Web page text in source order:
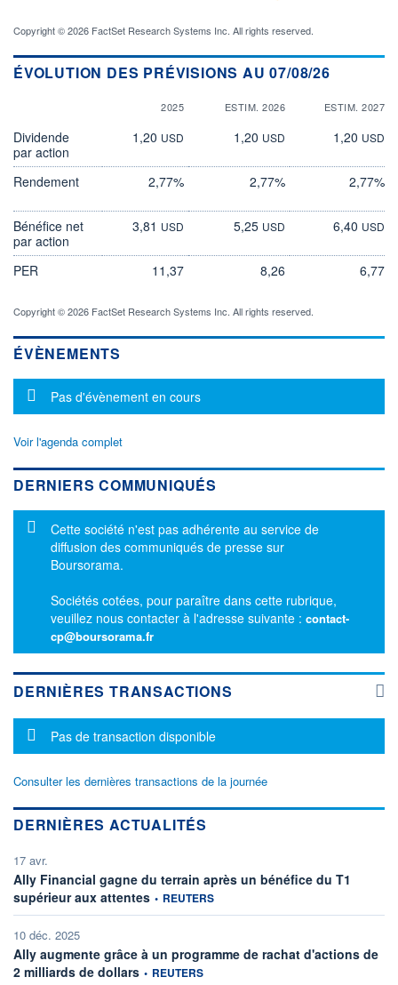
Copyright © 2026 FactSet Research Systems Inc. All rights reserved.
ÉVOLUTION DES PRÉVISIONS AU 07/08/26
2025 ESTIM. 2026 ESTIM. 2027
Dividende
par action
1,20 USD 1,20 USD 1,20 USD
Rendement 2,77% 2,77% 2,77%
Bénéfice net
par action
3,81 USD 5,25 USD 6,40 USD
PER 11,37 8,26 6,77
Copyright © 2026 FactSet Research Systems Inc. All rights reserved.
ÉVÈNEMENTS
Message d'information
Pas d'évènement en cours
Voir l'agenda complet
DERNIERS COMMUNIQUÉS
Message d'information
Cette société n'est pas adhérente au service de
diffusion des communiqués de presse sur
Boursorama.
Sociétés cotées, pour paraître dans cette rubrique,
veuillez nous contacter à l'adresse suivante : contact-
cp@boursorama.fr
DERNIÈRES TRANSACTIONS
Message d'information
Pas de transaction disponible
Consulter les dernières transactions de la journée
DERNIÈRES ACTUALITÉS
17 avr.
Ally Financial gagne du terrain après un bénéfice du T1
supérieur aux attentes information fournie par
• REUTERS
10 déc. 2025
Ally augmente grâce à un programme de rachat d'actions de
2 milliards de dollars information fournie par
• REUTERS